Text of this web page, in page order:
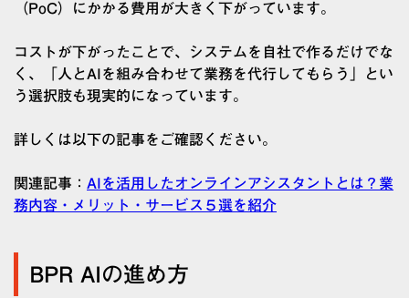
（PoC）にかかる費用が大きく下がっています。
コストが下がったことで、システムを自社で作るだけでな
く、「人とAIを組み合わせて業務を代行してもらう」とい
う選択肢も現実的になっています。
詳しくは以下の記事をご確認ください。
関連記事： AIを活用したオンラインアシスタントとは？業
務内容・メリット・サービス５選を紹介
BPR AIの進め方